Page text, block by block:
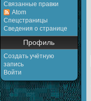
Связанные правки
Atom
Спецстраницы
Сведения о странице
Профиль
Создать учётную
запись
Войти